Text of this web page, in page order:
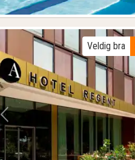
Forrige bilde
Veldig bra